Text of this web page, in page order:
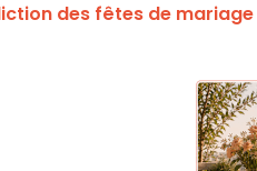
des fêtes de mariage